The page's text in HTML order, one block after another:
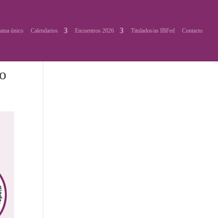
único Calendarios Encuentros 2026 Titulados/as IBFed Contacto